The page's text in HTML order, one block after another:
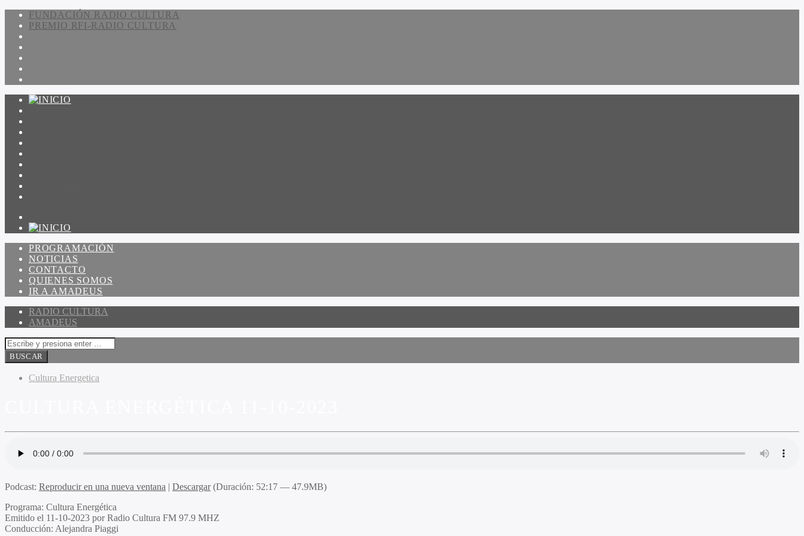
FUNDACIÓN RADIO CULTURA
PREMIO RFI-RADIO CULTURA
PROGRAMACIÓN
NOTICIAS
CONTACTO
QUIENES SOMOS
IR A AMADEUS
RADIO CULTURA
AMADEUS
Cultura Energetica
Podcast: Reproducir en una nueva ventana | Descargar(Duración: 52:17 — 47.9MB)
Programa: Cultura Energética
Emitido el 11-10-2023 por Radio Cultura FM 97.9 MHZ
Conducción: Alejandra Piaggi